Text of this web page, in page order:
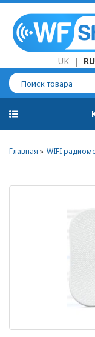
UK | RU
Главная WIFI